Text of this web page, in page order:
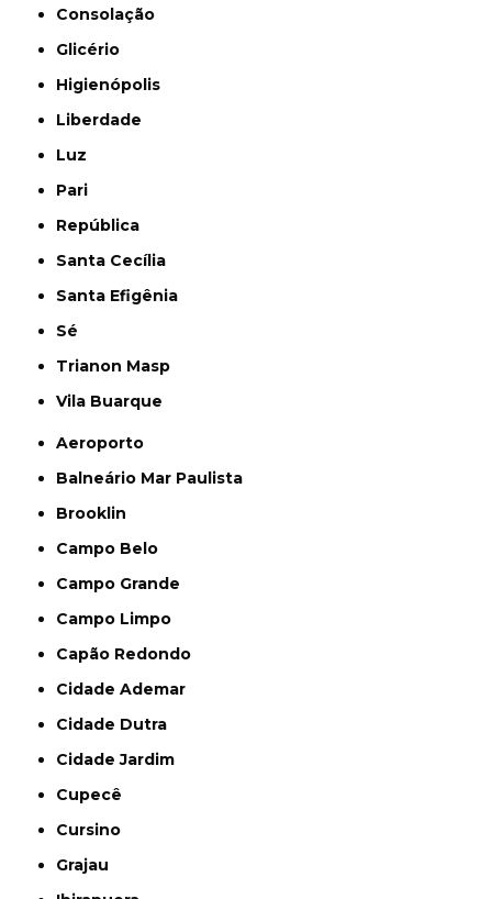
Consolação
Glicério
Higienópolis
Liberdade
Luz
Pari
República
Santa Cecília
Santa Efigênia
Sé
Trianon Masp
Vila Buarque
Aeroporto
Balneário Mar Paulista
Brooklin
Campo Belo
Campo Grande
Campo Limpo
Capão Redondo
Cidade Ademar
Cidade Dutra
Cidade Jardim
Cupecê
Cursino
Grajau